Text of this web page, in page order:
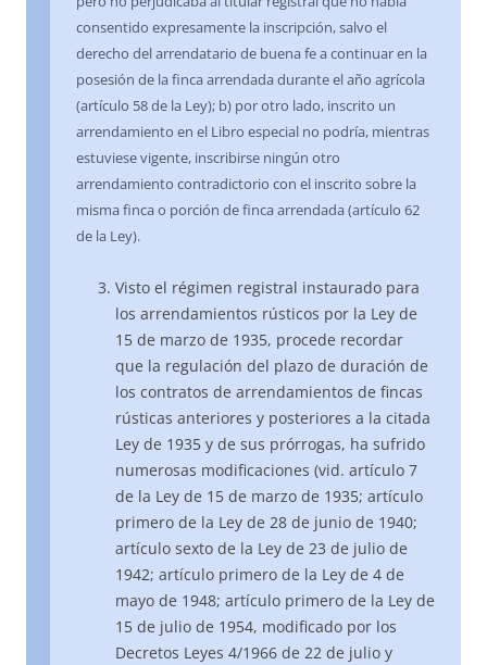
consentido expresamente la inscripción, salvo el
derecho del arrendatario de buena fe a continuar en la
posesión de la finca arrendada durante el año agrícola
(artículo 58 de la Ley); b) por otro lado, inscrito un
arrendamiento en el Libro especial no podría, mientras
estuviese vigente, inscribirse ningún otro
arrendamiento contradictorio con el inscrito sobre la
misma finca o porción de finca arrendada (artículo 62
de la Ley).
Visto el régimen registral instaurado para
los arrendamientos rústicos por la Ley de
15 de marzo de 1935, procede recordar
que la regulación del plazo de duración de
los contratos de arrendamientos de fincas
rústicas anteriores y posteriores a la citada
Ley de 1935 y de sus prórrogas, ha sufrido
numerosas modificaciones (vid. artículo 7
de la Ley de 15 de marzo de 1935; artículo
primero de la Ley de 28 de junio de 1940;
artículo sexto de la Ley de 23 de julio de
1942; artículo primero de la Ley de 4 de
mayo de 1948; artículo primero de la Ley de
15 de julio de 1954, modificado por los
Decretos Leyes 4/1966 de 22 de julio y